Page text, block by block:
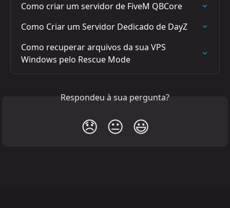
Como criar um servidor de FiveM QBCore
Como Criar um Servidor Dedicado de DayZ
Como recuperar arquivos da sua VPS
Windows pelo Rescue Mode
Respondeu à sua pergunta?
😞 😐 😃